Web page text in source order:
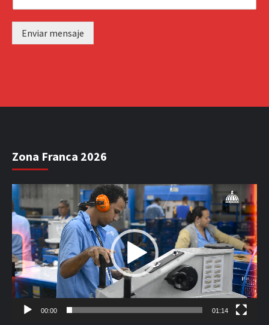
Enviar mensaje
Zona Franca 2026
Reproductor
de
vídeo
00:00 01:14